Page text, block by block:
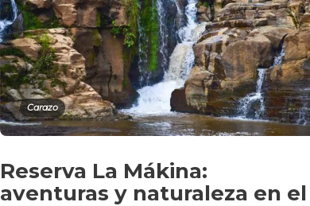
Carazo
Reserva La Mákina:
aventuras y naturaleza en el